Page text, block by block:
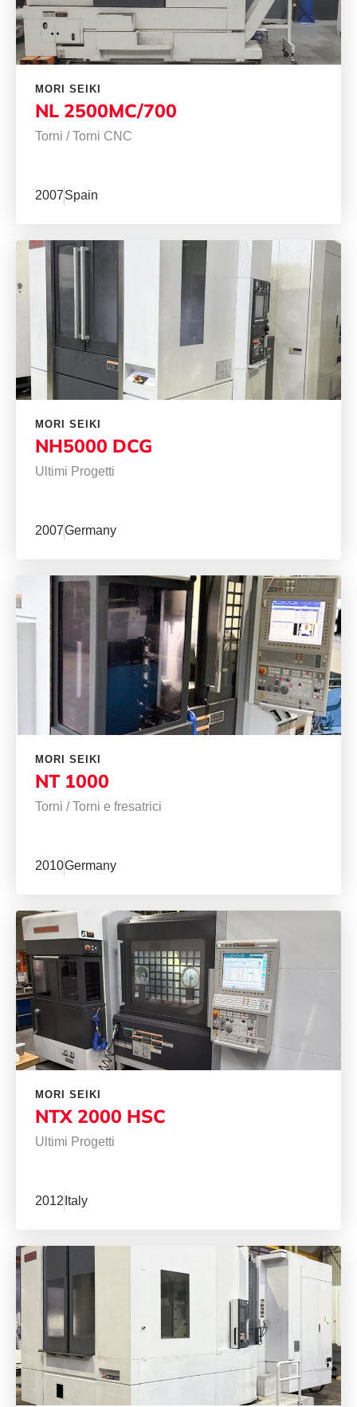
MORI SEIKI
NL 2500MC/700
Torni /Torni CNC
2007Spain
MORI SEIKI
NH5000 DCG
Ultimi Progetti
2007Germany
MORI SEIKI
NT 1000
Torni /Torni e fresatrici
2010Germany
MORI SEIKI
NTX 2000 HSC
Ultimi Progetti
2012 Italy